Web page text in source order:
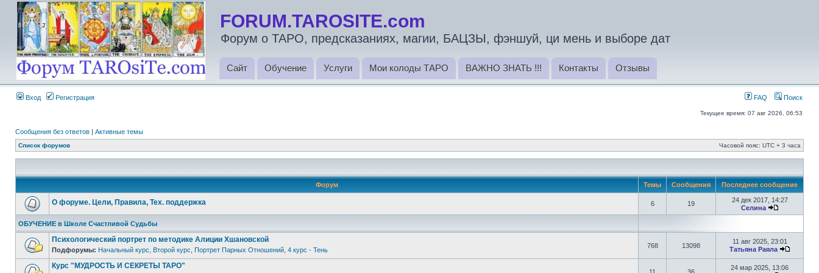
FORUM.TAROSITE.com
Форум о ТАРО, предсказаниях, магии, БАЦЗЫ, фэншуй, ци мень и выборе дат
Сайт Обучение Услуги Мои колоды ТАРО ВАЖНО ЗНАТЬ !!! Контакты Отзывы
Вход Регистрация FAQ Поиск
Текущее время: 07 авг 2026, 06:53
Сообщения без ответов | Активные темы
Список форумов Часовой пояс: UTC + 3 часа
Форум Темы Сообщения Последнее сообщение
О форуме. Цели, Правила, Тех. поддержка 6 19
24 дек 2017, 14:27
Селина
ОБУЧЕНИЕ в Школе Счастливой Судьбы
Психологический портрет по методике Алиции Хшановской
Подфорумы: Начальный курс Второй курс Портрет Парных Отношений 4 курс - Тень
768 13098
11 авг 2025, 23:01
Татьяна Раяла
Курс "МУДРОСТЬ И СЕКРЕТЫ ТАРО"
24 мар 2025, 13:06